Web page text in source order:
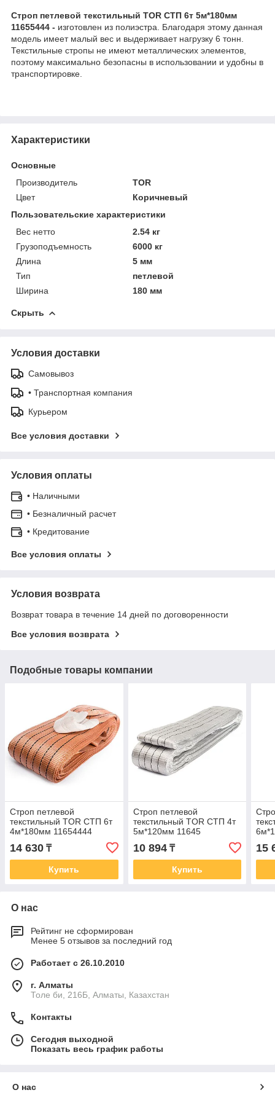
Строп петлевой текстильный TOR СТП 6т 5м*180мм
11655444 - изготовлен из полиэстра. Благодаря этому данная
модель имеет малый вес и выдерживает нагрузку 6 тонн.
Текстильные стропы не имеют металлических элементов,
поэтому максимально безопасны в использовании и удобны в
транспортировке.
Характеристики
Основные
Производитель
TOR
Цвет
Коричневый
Пользовательские характеристики
Вес нетто
2.54 кг
Грузоподъемность
6000 кг
Длина
5 мм
Тип
петлевой
Ширина
180 мм
Скрыть
Условия доставки
Самовывоз
• Транспортная компания
Курьером
Все условия доставки
Условия оплаты
• Наличными
• Безналичный расчет
• Кредитование
Все условия оплаты
Условия возврата
Возврат товара в течение 14 дней по договоренности
Все условия возврата
Подобные товары компании
Строп петлевой
текстильный TOR СТП 6т
4м*180мм 11654444
14 630 ₸
Купить
Строп петлевой
текстильный TOR СТП 4т
5м*120мм 11645
10 894₸
Купить
15
О нас
Рейтинг не сформирован
Менее 5 отзывов за последний год
Работает с 26.10.2010
г. Алматы
Толе би, 216Б, Алматы, Казахстан
Контакты
Сегодня выходной
Показать весь график работы
О нас